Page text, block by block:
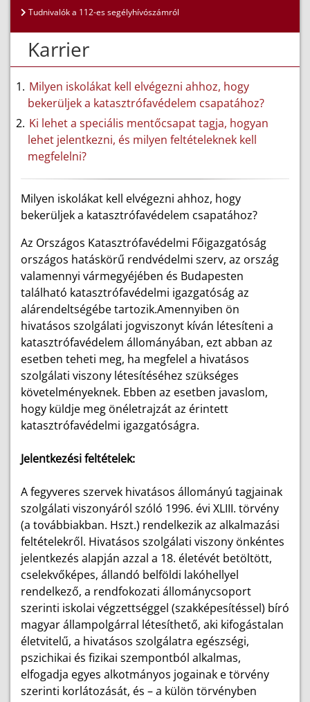
Tudnivalók a 112-es segélyhívószámról
Karrier
Milyen iskolákat kell elvégezni ahhoz, hogy
bekerüljek a katasztrófavédelem csapatához?
Ki lehet a speciális mentőcsapat tagja, hogyan
lehet jelentkezni, és milyen feltételeknek kell
megfelelni?
Milyen iskolákat kell elvégezni ahhoz, hogy
bekerüljek a katasztrófavédelem csapatához?
Az Országos Katasztrófavédelmi Főigazgatóság
országos hatáskörű rendvédelmi szerv, az ország
valamennyi vármegyéjében és Budapesten
található katasztrófavédelmi igazgatóság az
alárendeltségébe tartozik.Amennyiben ön
hivatásos szolgálati jogviszonyt kíván létesíteni a
katasztrófavédelem állományában, ezt abban az
esetben teheti meg, ha megfelel a hivatásos
szolgálati viszony létesítéséhez szükséges
követelményeknek. Ebben az esetben javaslom,
hogy küldje meg önéletrajzát az érintett
katasztrófavédelmi igazgatóságra.
Jelentkezési feltételek:
A fegyveres szervek hivatásos állományú tagjainak
szolgálati viszonyáról szóló 1996. évi XLIII. törvény
(a továbbiakban. Hszt.) rendelkezik az alkalmazási
feltételekről. Hivatásos szolgálati viszony önkéntes
jelentkezés alapján azzal a 18. életévét betöltött,
cselekvőképes, állandó belföldi lakóhellyel
rendelkező, a rendfokozati állománycsoport
szerinti iskolai végzettséggel (szakképesítéssel) bíró
magyar állampolgárral létesíthető, aki kifogástalan
életvitelű, a hivatásos szolgálatra egészségi,
pszichikai és fizikai szempontból alkalmas,
elfogadja egyes alkotmányos jogainak e törvény
szerinti korlátozását, és – a külön törvényben